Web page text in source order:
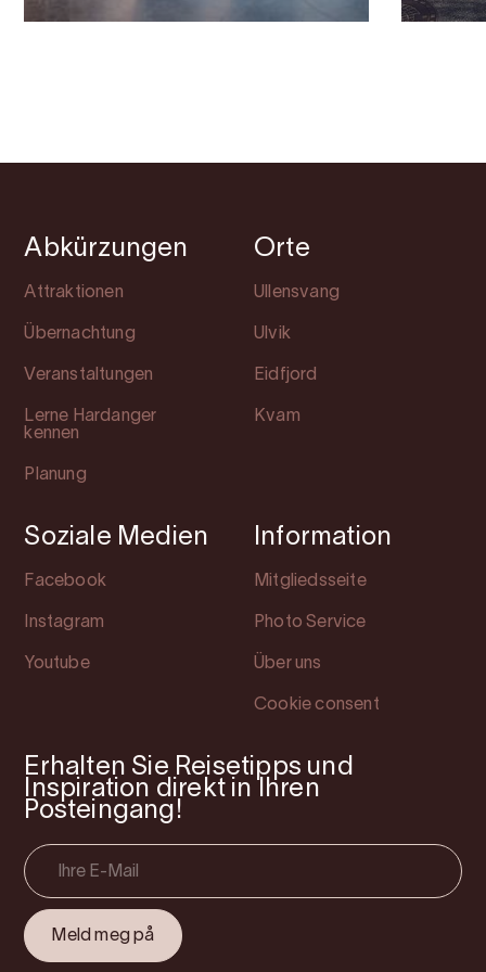
Abkürzungen
Attraktionen
Übernachtung
Veranstaltungen
Lerne Hardanger
kennen
Planung
Orte
Ullensvang
Ulvik
Eidfjord
Kvam
Soziale Medien
Facebook
Instagram
Youtube
Information
Mitgliedsseite
Photo Service
Über uns
Cookie consent
Erhalten Sie Reisetipps und
Inspiration direkt in Ihren
Posteingang!